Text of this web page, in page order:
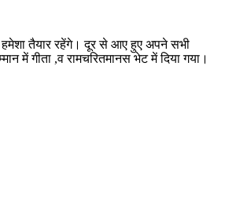
हमेशा तैयार रहेंगे। दूर से आए हुए अपने सभी
में गीता ,व रामचरितमानस भेट में दिया गया।